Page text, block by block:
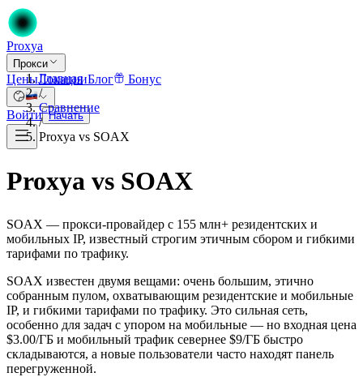
Proxya
Прокси
ЦеныЛокацииБлог Бонус
Войти Начать
Главная
/
Сравнение
/
Proxya vs SOAX
Proxya vs SOAX
SOAX — прокси-провайдер с 155 млн+ резидентских и
мобильных IP, известный строгим этичным сбором и гибкими
тарифами по трафику.
SOAX известен двумя вещами: очень большим, этично
собранным пулом, охватывающим резидентские и мобильные
IP, и гибкими тарифами по трафику. Это сильная сеть,
особенно для задач с упором на мобильные — но входная цена
$3.00/ГБ и мобильный трафик севернее $9/ГБ быстро
складываются, а новые пользователи часто находят панель
перегруженной.